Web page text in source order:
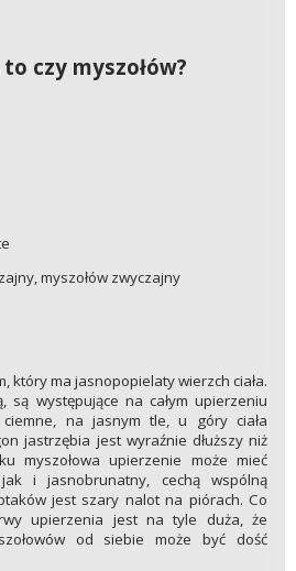
czy myszołów?
myszołów zwyczajny
ma jasnopopielaty wierzch ciała.
są występujące na całym upierzeniu
na jasnym tle, u góry ciała
jastrzębia jest wyraźnie dłuższy niż
myszołowa upierzenie może mieć
i jasnobrunatny, cechą wspólną
jest szary nalot na piórach. Co
upierzenia jest na tyle duża, że
od siebie może być dość